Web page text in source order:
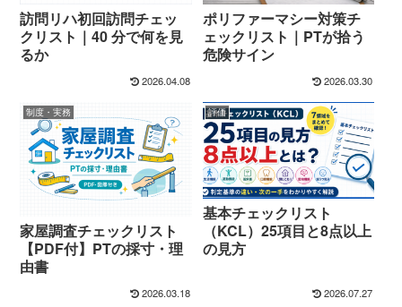
訪問リハ初回訪問チェッ
クリスト｜40 分で何を見
るか
2026.04.08
ポリファーマシー対策チ
ェックリスト｜PTが拾う
危険サイン
2026.03.30
制度・実務
家屋調査チェックリスト
【PDF付】PTの採寸・理
由書
2026.03.18
評価
基本チェックリスト
（KCL）25項目と8点以上
の見方
2026.07.27